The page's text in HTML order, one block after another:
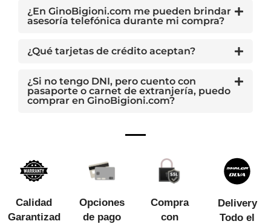
¿En GinoBigioni.com me pueden brindar
asesoría telefónica durante mi compra?
¿Qué tarjetas de crédito aceptan?
¿Si no tengo DNI, pero cuento con
pasaporte o carnet de extranjería, puedo
comprar en GinoBigioni.com?
Calidad
Garantizad
Opciones
de pago
Compra
con
Delivery
Todo el